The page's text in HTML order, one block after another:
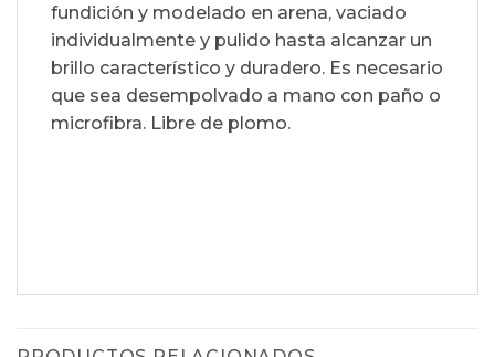
fundición y modelado en arena, vaciado
individualmente y pulido hasta alcanzar un
brillo característico y duradero. Es necesario
que sea desempolvado a mano con paño o
microfibra. Libre de plomo.